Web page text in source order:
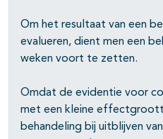
open- en
open- en
open- en
Om het resultaat van een
evalueren, dient men een
weken voort te zetten.
Omdat de evidentie voor
met een kleine
behandeling bij uitblijven